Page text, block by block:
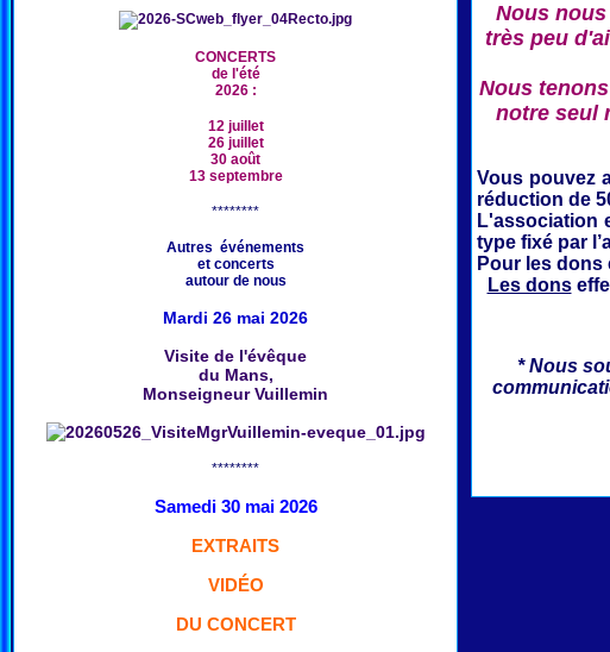
CONCERTS
de l'été
2026 :
12 juillet
26 juillet
30 août
13 septembre
********
Autres événements
et concerts
autour de nous
Mardi 26 mai 2026
Visite de l'évêque
du Mans,
Monseigneur Vuillemin
********
Samedi 30 mai 2026
EXTRAITS
VIDÉO
DU CONCERT
Nous
très peu
Nous
notre seul
Vous pouvez
réduction de
L'association
type fixé par
Pour les
Les dons
* Nous